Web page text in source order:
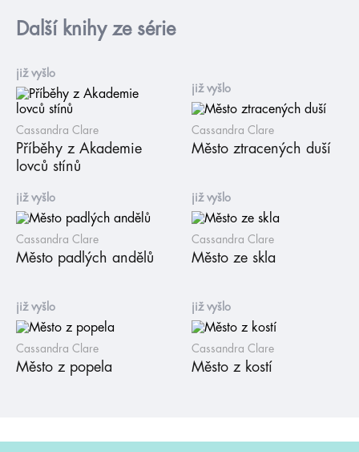
Další knihy ze série
již vyšlo
Cassandra Clare
Příběhy z Akademie
lovců stínů
již vyšlo
Cassandra Clare
Město ztracených duší
již vyšlo
Cassandra Clare
Město padlých andělů
již vyšlo
Cassandra Clare
Město ze skla
již vyšlo
Cassandra Clare
Město z popela
již vyšlo
Cassandra Clare
Město z kostí